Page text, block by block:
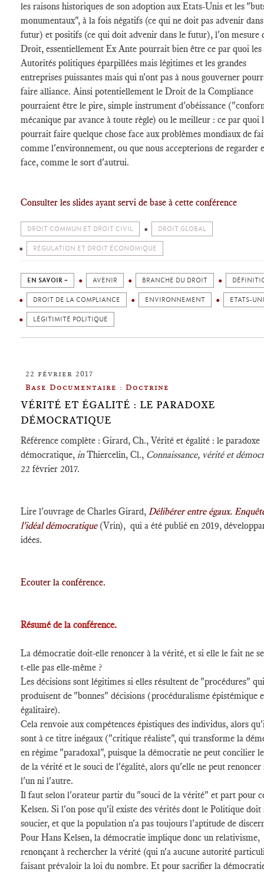
les raisons historiques de son adoption aux Etats-Unis et les
monumentaux", à la fois négatifs (ce qui ne doit pas advenir
futur) et positifs (ce qui doit advenir dans le futur), l'on mesure
Droit, essentiellement Ex Ante pourrait bien être ce par quoi les
Autorités politiques éparpillées mais légitimes et les grandes
entreprises puissantes mais qui n'ont pas à nous gouverner
faire alliance. Ainsi potentiellement le Droit de la Compliance
pourraient être le pire, simple instrument d'obéissance
mécanique par avance à toute règle) ou le meilleur : ce par quoi
pourrait faire quelque chose face aux problèmes mondiaux de
comme l'environnement, ou que nous accepterions de regarder
face, comme le sort d'autrui.
Consulter les slides ayant servi de base à cette conférence
DROIT COMMUN ET DROIT CIVIL DROIT GLOBAL
RÉGULATION ET DROIT ÉCONOMIQUE
EN SAVOIR + AVENIR BRANCHE DU DROIT
DROIT DE LA COMPLIANCE ENVIRONNEMENT ETATS-
LÉGITIMITÉ POLITIQUE
22 février 2017
Base Documentaire : Doctrine
VÉRITÉ ET ÉGALITÉ : LE PARADOXE
DÉMOCRATIQUE
Référence complète : Girard, Ch., Vérité et égalité : le paradoxe
démocratique, inThiercelin, Cl., Connaissance, vérité et
22 février 2017.
Lire l'ouvrage de Charles Girard, Délibérer entre égaux.
l'idéal démocratique (Vrin), qui a été publié en 2019,
idées.
Ecouter la conférence.
Résumé de la conférence.
La démocratie doit-elle renoncer à la vérité, et si elle le fait ne
t-elle pas elle-même ?
Les décisions sont légitimes si elles résultent de "procédures" qui
produisent de "bonnes" décisions (procéduralisme épistémique
égalitaire).
Cela renvoie aux compétences épistiques des individus, alors
sont à ce titre inégaux ("critique réaliste", qui transforme la
en régime "paradoxal", puisque la démocratie ne peut concilier
de la vérité et le souci de l'égalité, alors qu'elle ne peut renoncer
l'un ni l'autre.
Il faut selon l'orateur partir du "souci de la vérité" et part pour
Kelsen. Si l'on pose qu'il existe des vérités dont le Politique doit
soucier, et que la population n'a pas toujours l'aptitude de
Pour Hans Kelsen, la démocratie implique donc un relativisme,
renonçant à rechercher la vérité (qui n'a aucune autorité
faisant prévaloir la loi du nombre. Et pour sacrifier la